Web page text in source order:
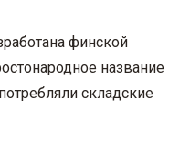
финской
название
складские